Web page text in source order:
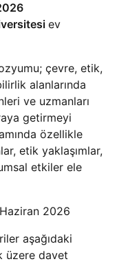
ev
çevre, etik,
alanlarında
ve uzmanları
getirmeyi
özellikle
etik yaklaşımlar,
etkiler ele
2026
aşağıdaki
üzere davet